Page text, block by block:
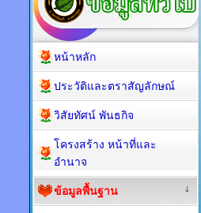
หน้าหลัก
ประวัติและตราสัญลักษณ์
วิสัยทัศน์ พันธกิจ
โครงสร้าง หน้าที่และ
อำนาจ
ข้อมูลพื้นฐาน